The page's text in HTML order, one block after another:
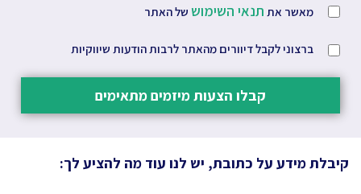
מאשר את תנאי השימוש של האתר
ברצוני לקבל דיוורים מהאתר לרבות הודעות שיווקיות
קבלו הצעות מיזמים מתאימים
קיבלת מידע על כתובת, יש לנו עוד מה להציע לך: